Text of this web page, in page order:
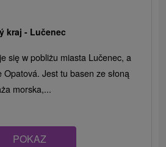
kraj - Lučenec
się w pobliżu miasta Lučenec, a
Jest tu basen ze słoną
morska,...
POKAZ